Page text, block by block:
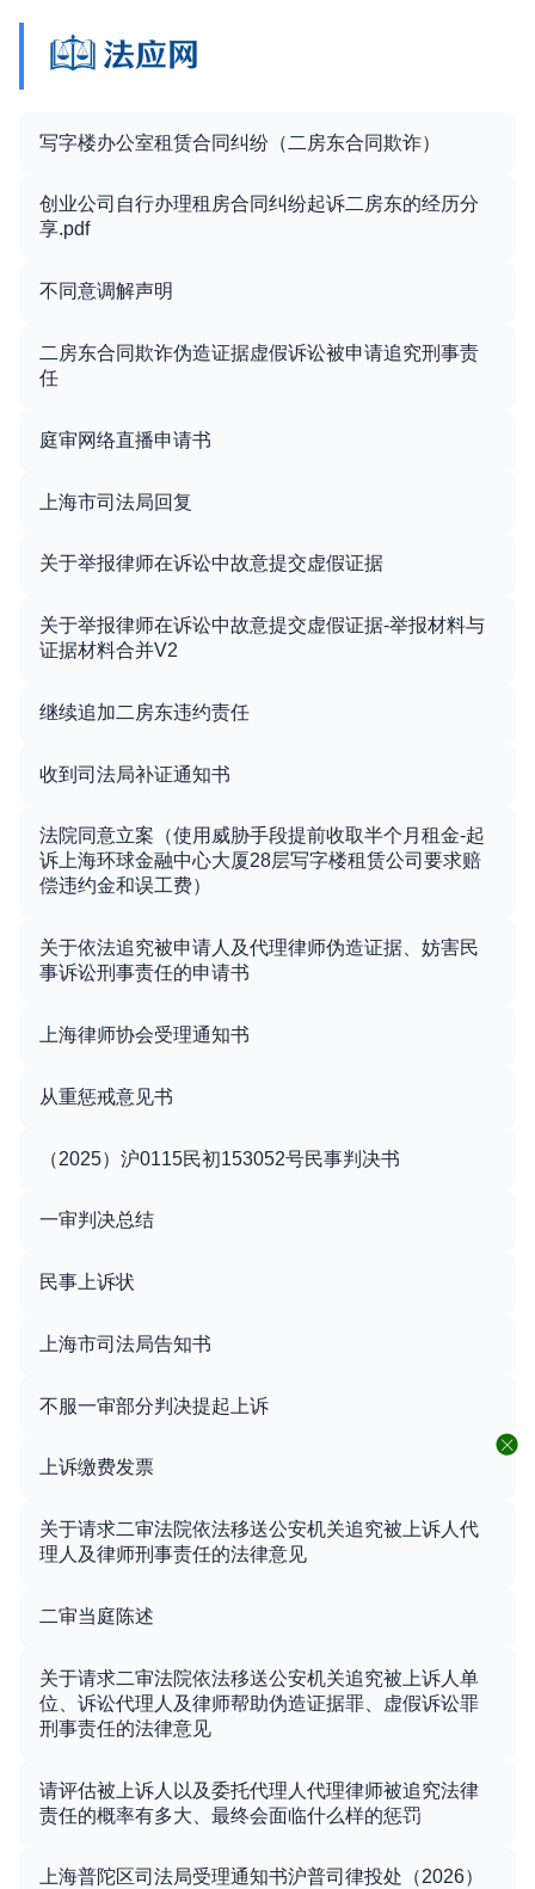
写字楼办公室租赁合同纠纷（二房东合同欺诈）
创业公司自行办理租房合同纠纷起诉二房东的经历分
享.pdf
不同意调解声明
二房东合同欺诈伪造证据虚假诉讼被申请追究刑事责
任
庭审网络直播申请书
上海市司法局回复
关于举报律师在诉讼中故意提交虚假证据
关于举报律师在诉讼中故意提交虚假证据-举报材料与
证据材料合并V2
继续追加二房东违约责任
收到司法局补证通知书
法院同意立案（使用威胁手段提前收取半个月租金-起
诉上海环球金融中心大厦28层写字楼租赁公司要求赔
偿违约金和误工费）
关于依法追究被申请人及代理律师伪造证据、妨害民
事诉讼刑事责任的申请书
上海律师协会受理通知书
从重惩戒意见书
（2025）沪0115民初153052号民事判决书
一审判决总结
民事上诉状
上海市司法局告知书
不服一审部分判决提起上诉
上诉缴费发票
关于请求二审法院依法移送公安机关追究被上诉人代
理人及律师刑事责任的法律意见
二审当庭陈述
关于请求二审法院依法移送公安机关追究被上诉人单
位、诉讼代理人及律师帮助伪造证据罪、虚假诉讼罪
刑事责任的法律意见
请评估被上诉人以及委托代理人代理律师被追究法律
责任的概率有多大、最终会面临什么样的惩罚
上海普陀区司法局受理通知书沪普司律投处（2026）